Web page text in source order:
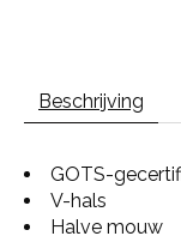
Beschrijving
GOTS-
V-hals
Halve mouw